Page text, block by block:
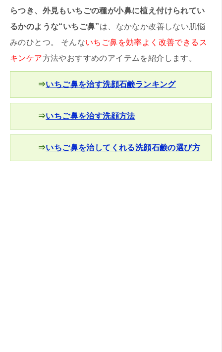
らつき、外見もいちごの種が小鼻に植え付けられてい
るかのような“いちご鼻”は、なかなか改善しない肌悩
みのひとつ。 そんないちご鼻を効率よく改善できるス
キンケア方法やおすすめのアイテムを紹介します。
⇒いちご鼻を治す洗顔石鹸ランキング
⇒いちご鼻を治す洗顔方法
⇒いちご鼻を治してくれる洗顔石鹸の選び方